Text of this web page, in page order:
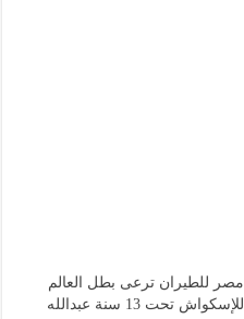
مصر للطيران ترعى بطل العالم
للإسكواش تحت 13 سنة عبدالله